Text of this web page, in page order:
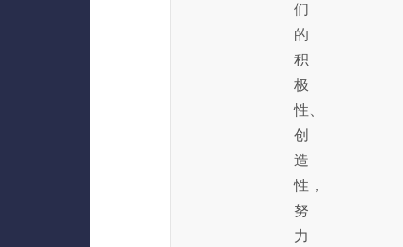
们
的
积
极
性、
创
造
性，
努
力